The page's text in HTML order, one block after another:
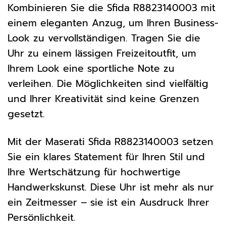
Kombinieren Sie die Sfida R8823140003 mit
einem eleganten Anzug, um Ihren Business-
Look zu vervollständigen. Tragen Sie die
Uhr zu einem lässigen Freizeitoutfit, um
Ihrem Look eine sportliche Note zu
verleihen. Die Möglichkeiten sind vielfältig
und Ihrer Kreativität sind keine Grenzen
gesetzt.
Mit der Maserati Sfida R8823140003 setzen
Sie ein klares Statement für Ihren Stil und
Ihre Wertschätzung für hochwertige
Handwerkskunst. Diese Uhr ist mehr als nur
ein Zeitmesser – sie ist ein Ausdruck Ihrer
Persönlichkeit.